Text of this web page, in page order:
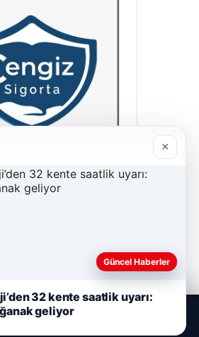
×
Güncel Haberler
32 kente saatlik uyarı:
geliyor